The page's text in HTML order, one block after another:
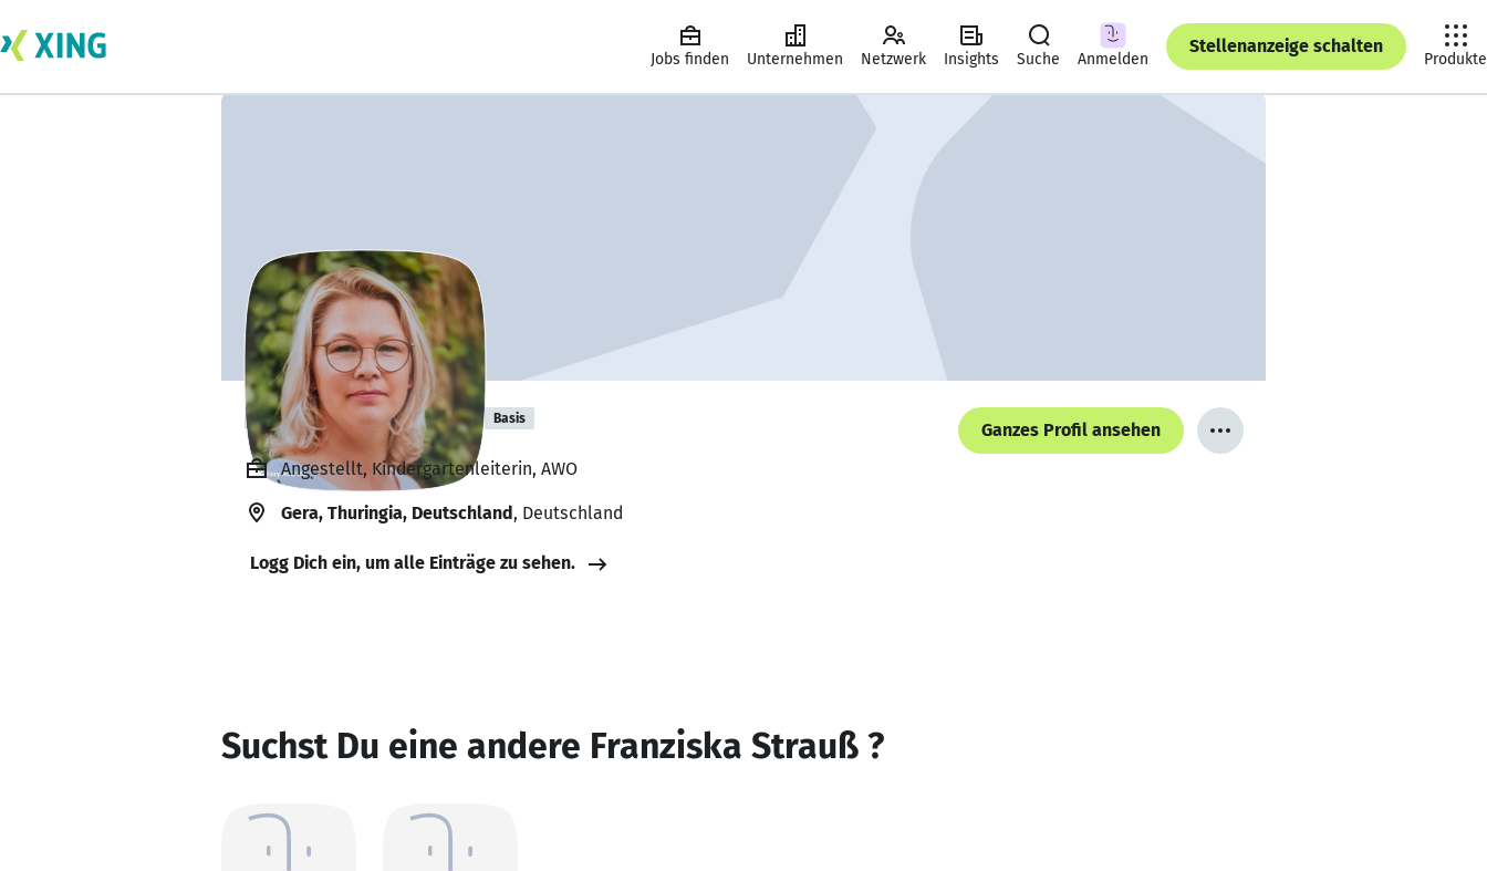
Jobs finden Unternehmen Netzwerk Insights Suche Anmelden
Stellenanzeige schalten
Produkte
Franziska Strauß Basis
Ganzes Profil ansehen
Angestellt, Kindergartenleiterin, AWO
Gera, Thuringia, Deutschland, Deutschland
Logg Dich ein, um alle Einträge zu sehen.
Suchst Du eine andere Franziska Strauß ?